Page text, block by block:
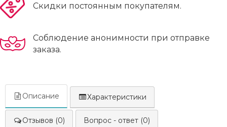
Скидки постоянным покупателям.
Соблюдение анонимности при отправке
заказа.
Описание Характеристики
Отзывов (0) Вопрос - ответ (0)